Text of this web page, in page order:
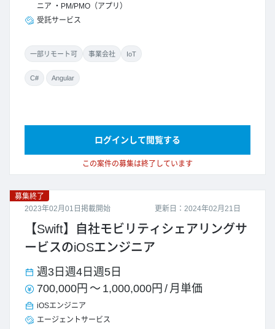
ニア
PM/PMO（アプリ）
受託サービス
一部リモート可 事業会社 IoT
C# Angular
この案件の募集は終了しています
ログインして閲覧する
更新日：2024年02月21日
募集終了
2023年02月01日掲載開始
【Swift】自社モビリティシェアリングサ
ービスのiOSエンジニア
週3日 週4日 週5日
700,000円 ～ 1,000,000円 / 月単価
iOSエンジニア
エージェントサービス